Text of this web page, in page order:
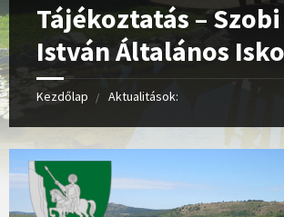
Tájékoztatás –
István Általános
Kezdőlap Aktualitások: